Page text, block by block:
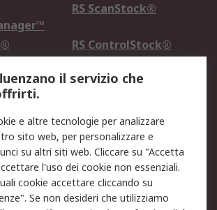
RS ScanStock®
RS ControlStock®
Informativa Privacy -
Aggiornata
Termini d'uso
Condizioni generali di
servizio
il servizio che
e altre tecnologie per analizzare
sito web, per personalizzare e
su altri siti web. Cliccare su "Accetta
l'uso dei cookie non essenziali.
cookie accettare cliccando su
Se non desideri che utilizziamo